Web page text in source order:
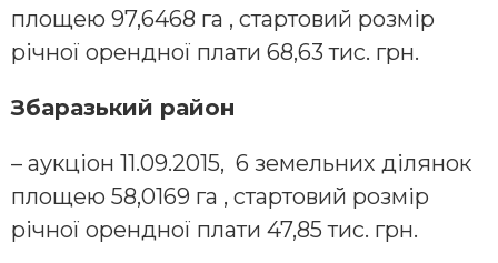
площею 97,6468 га , стартовий розмір
річної орендної плати 68,63 тис. грн.
Збаразький район
– аукціон 11.09.2015, 6 земельних ділянок
площею 58,0169 га , стартовий розмір
річної орендної плати 47,85 тис. грн.